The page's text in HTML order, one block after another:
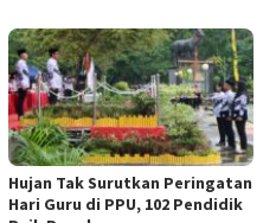
Hujan Tak Surutkan Peringatan
Hari Guru di PPU, 102 Pendidik